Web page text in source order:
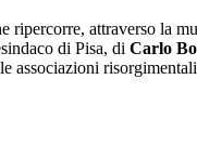
ripercorre, attraverso la
di Pisa, di Carlo
associazioni